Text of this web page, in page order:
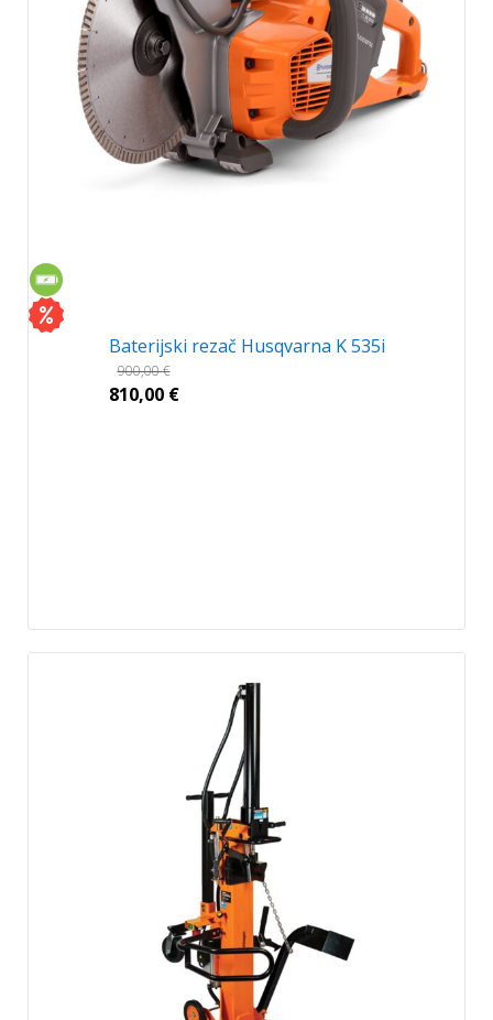
Baterijski rezač Husqvarna K 535i
900,00€
810,00 €